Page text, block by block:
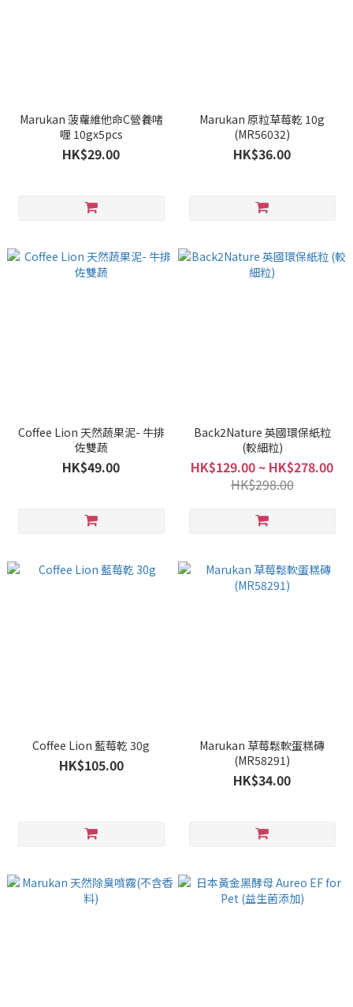
Marukan 菠蘿維他命C營養啫
喱 10gx5pcs
HK$29.00
Marukan 原粒草莓乾 10g
(MR56032)
HK$36.00
Coffee Lion 天然蔬果泥- 牛排
佐雙蔬
HK$49.00
Back2Nature 英國環保紙粒
(較細粒)
HK$129.00 ~ HK$278.00
HK$298.00
Coffee Lion 藍莓乾 30g
HK$105.00
Marukan 草莓鬆軟蛋糕磚
(MR58291)
HK$34.00